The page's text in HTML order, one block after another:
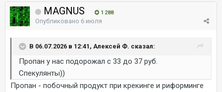
MAGNUS 1 288
Опубликовано 6 июля
В 06.07.2026 в 12:41, Алексей Ф. сказал:
Пропан у нас подорожал с 33 до 37 руб.
Спекулянты))
Пропан - побочный продукт при крекинге и риформинге